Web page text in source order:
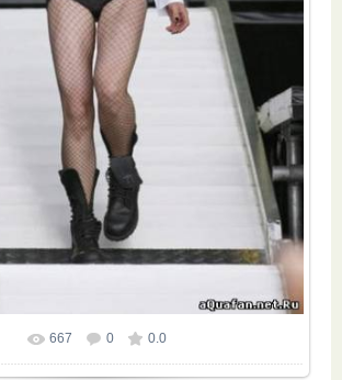
Размер фотографии: 431x648
667 0 0.0